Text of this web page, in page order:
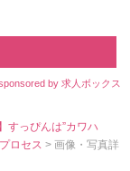
by 求人ボックス
すっぴんは”カワハ
ロセス> 画像・写真詳